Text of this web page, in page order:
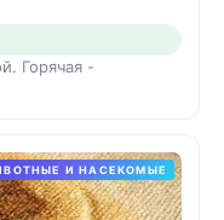
Горячая -
И НАСЕКОМЫЕ